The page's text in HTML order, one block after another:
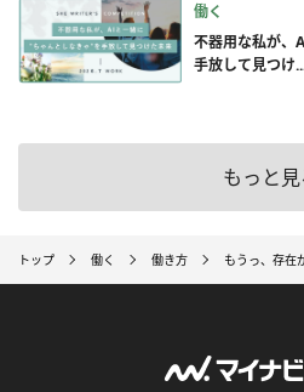
働く
不器用な私が、
手放して見つけ
もっと見
トップ 働く 働き方 もうっ、存在